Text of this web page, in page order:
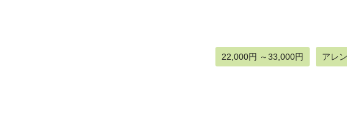
22,000円 ～33,000円 アレ